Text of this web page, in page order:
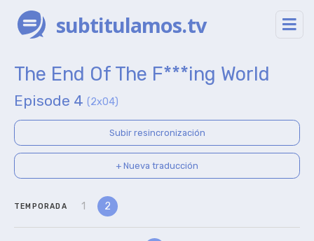
subtitulamos.tv
The End Of The F***ing World
Episode 4 (2x04)
Subir resincronización
+ Nueva traducción
TEMPORADA 1 2